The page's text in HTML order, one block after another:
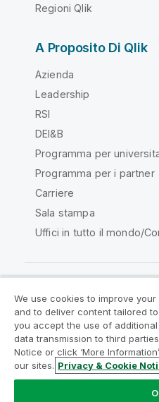
Regioni Qlik
A Proposito Di Qlik
Azienda
Leadership
RSI
DEI&B
Programma per
Programma per i partner
Carriere
Sala stampa
Uffici in tutto il mondo/
Qlik
Contratti
Termini del
Legal Policies
Note
Termini di utilizzo
Copyright © 1993-2026
We use cookies to improve
and to deliver content tailored to
you accept the use of
data transmission to third
Notice or click ‘More
our sites. Privacy & Cookie